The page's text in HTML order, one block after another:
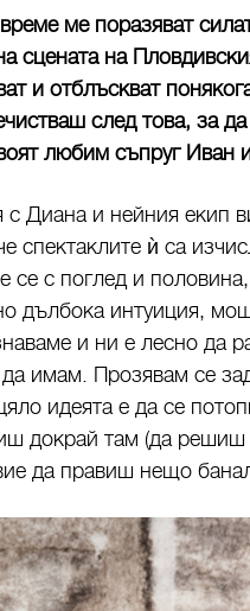
ме поразяват
сцената на
и отблъскват
след това, за
любим съпруг Иван
с Диана и нейния екип
спектаклите ѝ са
се с поглед и
дълбока интуиция,
и ни е лесно да
имам. Прозявам се
идеята е да се
докрай там (да решиш
да правиш нещо